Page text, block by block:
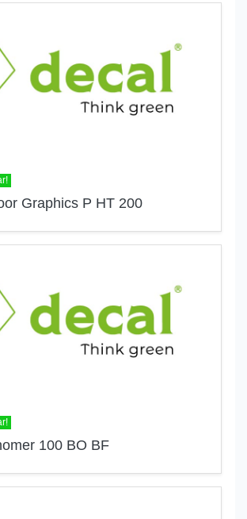
Graphics P HT 200
100 BO BF